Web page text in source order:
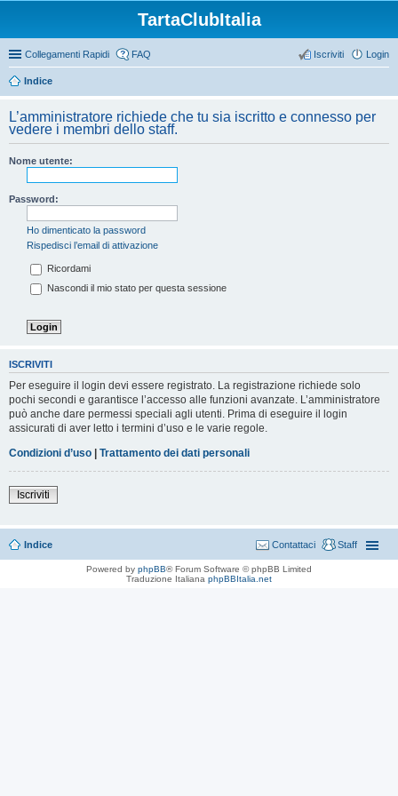
TartaClubItalia
Collegamenti Rapidi FAQ Login
Iscriviti
Indice
L’amministratore richiede che tu sia iscritto e connesso per
vedere i membri dello staff.
Nome utente:
Password:
Ho dimenticato la password
Rispedisci l’email di attivazione
Ricordami
Nascondi il mio stato per questa sessione
ISCRIVITI
Per eseguire il login devi essere registrato. La registrazione richiede solo
pochi secondi e garantisce l’accesso alle funzioni avanzate. L’amministratore
può anche dare permessi speciali agli utenti. Prima di eseguire il login
assicurati di aver letto i termini d’uso e le varie regole.
Condizioni d’uso | Trattamento dei dati personali
Iscriviti
Indice Staff
Contattaci
Powered by phpBB® Forum Software © phpBB Limited
Traduzione Italiana phpBBItalia.net